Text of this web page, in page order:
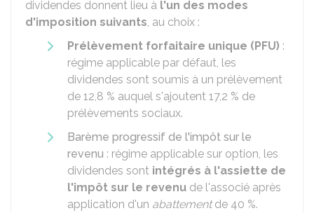
dividendes donnent lieu à l'un des modes
d'imposition suivants, au choix :
Prélèvement forfaitaire unique (PFU) :
régime applicable par défaut, les
dividendes sont soumis à un prélèvement
de 12,8 % auquel s'ajoutent 17,2 % de
prélèvements sociaux.
Barème progressif de l'impôt sur le
revenu : régime applicable sur option, les
dividendes sont intégrés à l'assiette de
l'impôt sur le revenu de l'associé après
application d'un abattementde 40 %.